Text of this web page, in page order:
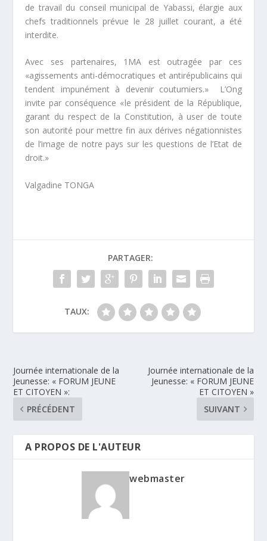
de travail du conseil municipal de Yabassi, élargie aux
chefs traditionnels prévue le 28 juillet courant, a été
interdite.
Avec ses partenaires, 1MA est outragée par ces
«agissements anti-démocratiques et antirépublicains qui
tendent impunément à devenir coutumiers.» L’Ong
invite par conséquence «le président de la République,
garant du respect de la Constitution, à user de toute
son autorité pour mettre fin aux dérives négationnistes
de l’image de notre pays sur les questions de l’Etat de
droit.»
Valgadine TONGA
PARTAGER:
TAUX:
Journée internationale de la
Jeunesse: « FORUM JEUNE
ET CITOYEN »:
PRÉCÉDENT
Journée internationale de la
Jeunesse: « FORUM JEUNE
ET CITOYEN »
SUIVANT
A PROPOS DE L'AUTEUR
webmaster